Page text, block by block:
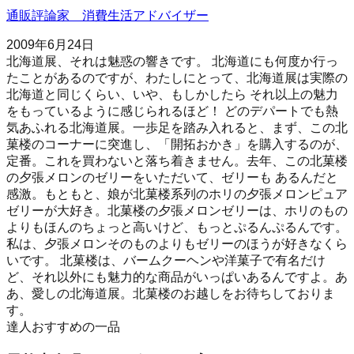
通販評論家 消費生活アドバイザー
2009年6月24日
北海道展、それは魅惑の響きです。 北海道にも何度か行っ
たことがあるのですが、わたしにとって、北海道展は実際の
北海道と同じくらい、いや、もしかしたら それ以上の魅力
をもっているように感じられるほど！ どのデパートでも熱
気あふれる北海道展。一歩足を踏み入れると、まず、この北
菓楼のコーナーに突進し、「開拓おかき」を購入するのが、
定番。これを買わないと落ち着きません。去年、この北菓楼
の夕張メロンのゼリーをいただいて、ゼリーも あるんだと
感激。もともと、娘が北菓楼系列のホリの夕張メロンピュア
ゼリーが大好き。北菓楼の夕張メロンゼリーは、ホリのもの
よりもほんのちょっと高いけど、もっとぷるんぷるんです。
私は、夕張メロンそのものよりもゼリーのほうが好きなくら
いです。 北菓楼は、バームクーヘンや洋菓子で有名だけ
ど、それ以外にも魅力的な商品がいっぱいあるんですよ。あ
あ、愛しの北海道展。北菓楼のお越しをお待ちしておりま
す。
達人おすすめの一品